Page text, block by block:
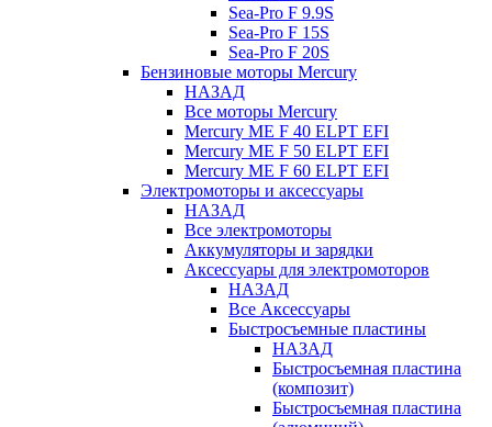
Sea-Pro F 9.9S
Sea-Pro F 15S
Sea-Pro F 20S
Бензиновые моторы Mercury
НАЗАД
Все моторы Mercury
Mercury ME F 40 ELPT EFI
Mercury ME F 50 ELPT EFI
Mercury ME F 60 ELPT EFI
Электромоторы и аксессуары
НАЗАД
Все электромоторы
Аккумуляторы и зарядки
Аксессуары для электромоторов
НАЗАД
Все Аксессуары
Быстросъемные пластины
НАЗАД
Быстросъемная пластина
(композит)
Быстросъемная пластина